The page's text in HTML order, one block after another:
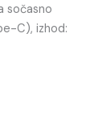
sočasno
C), izhod: